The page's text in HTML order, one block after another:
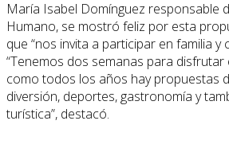
María Isabel Domínguez responsable
Humano, se mostró feliz por esta
que “nos invita a participar en familia y
“Tenemos dos semanas para
como todos los años hay propuestas
diversión, deportes, gastronomía y
turística”, destacó.